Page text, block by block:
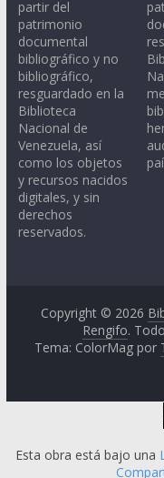
partir del
patrimonio
documental
bibliográfico y no
bibliográfico,
resguardado en la
Biblioteca
Nacional de
Venezuela, así
como los objetos
y recursos nacidos
digitales, y sin
derechos
reservados.
Copyright © 2026
Rengifo.
Tema: ColorMag por
Esta obra está bajo una